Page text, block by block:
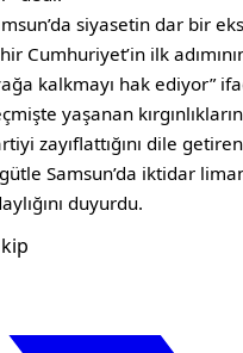
siyasetin dar bir
Cumhuriyet’in ilk
kalkmayı hak ediyor”
yaşanan
zayıflattığını dile
Samsun’da iktidar
duyurdu.